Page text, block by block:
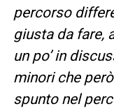
percorso
giusta da fare,
un po’ in
minori che
spunto nel